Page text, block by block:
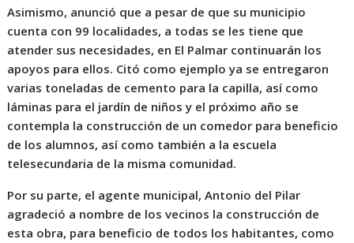
Asimismo, anunció que a pesar de que su municipio
cuenta con 99 localidades, a todas se les tiene que
atender sus necesidades, en El Palmar continuarán los
apoyos para ellos. Citó como ejemplo ya se entregaron
varias toneladas de cemento para la capilla, así como
láminas para el jardín de niños y el próximo año se
contempla la construcción de un comedor para beneficio
de los alumnos, así como también a la escuela
telesecundaria de la misma comunidad.
Por su parte, el agente municipal, Antonio del Pilar
agradeció a nombre de los vecinos la construcción de
esta obra, para beneficio de todos los habitantes, como